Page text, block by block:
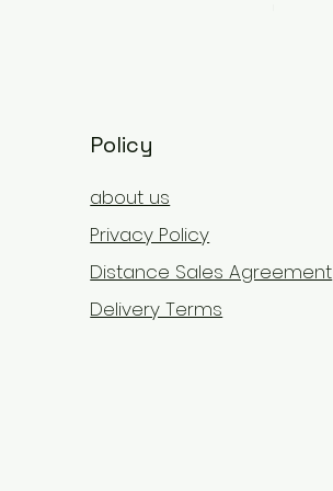
Policy
about us
Privacy Policy
Distance Sales Agreement
Delivery Terms